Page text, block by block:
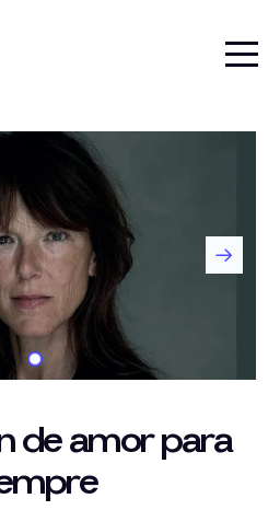
de amor para